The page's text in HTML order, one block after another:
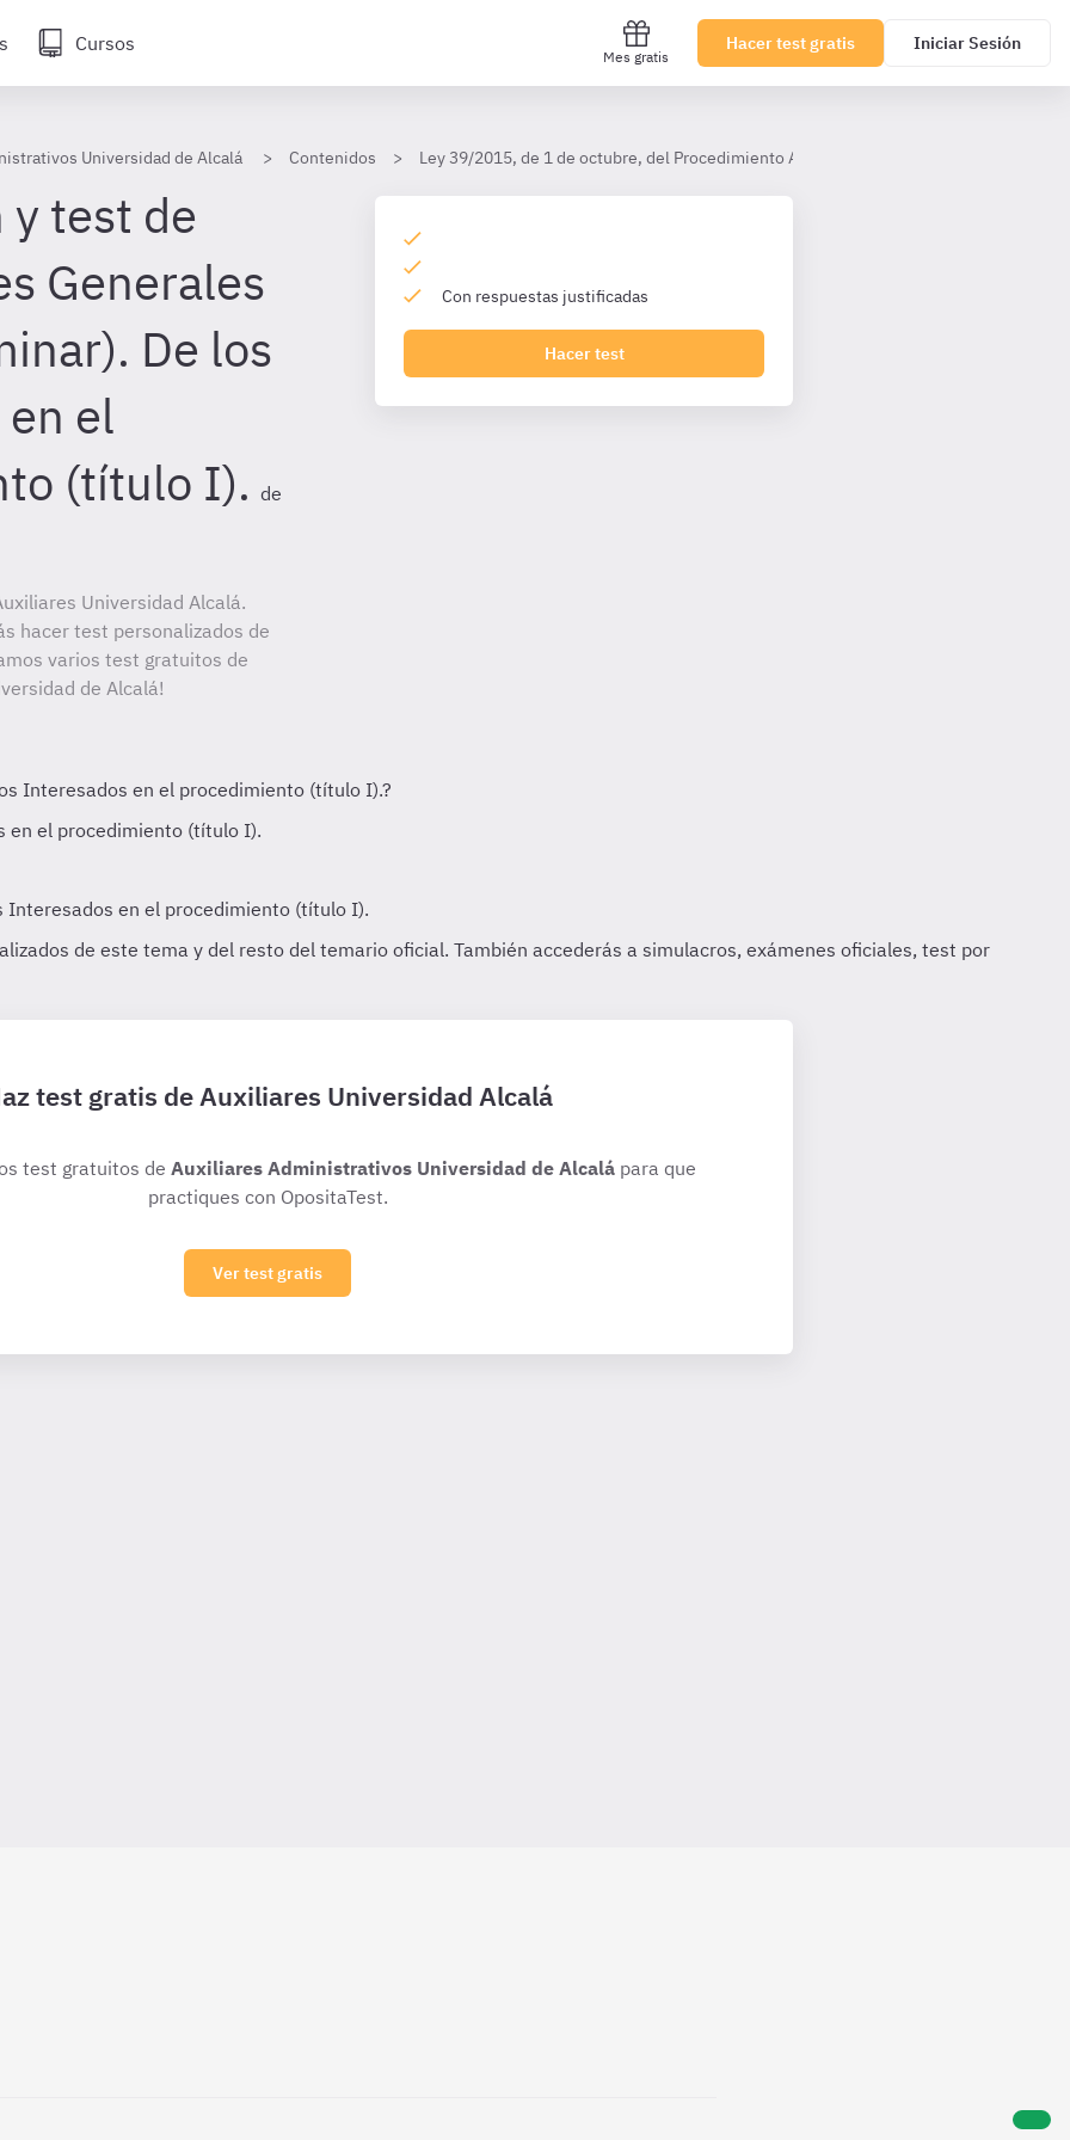
Cursos
Mes gratis
Hacer test gratis Iniciar Sesión
Universidad de Alcalá Contenidos Ley 39/2015, de 1 de octubre, del Procedimiento Administrativo Común de las
test de
Generales
De los
el
(título I). de
Universidad Alcalá.
hacer test personalizados de
varios test gratuitos de
de Alcalá!
Con respuestas justificadas
Hacer test
test gratis de Auxiliares Universidad Alcalá
test gratuitos de Auxiliares Administrativos Universidad de Alcalápara que
practiques con OpositaTest.
Ver test gratis